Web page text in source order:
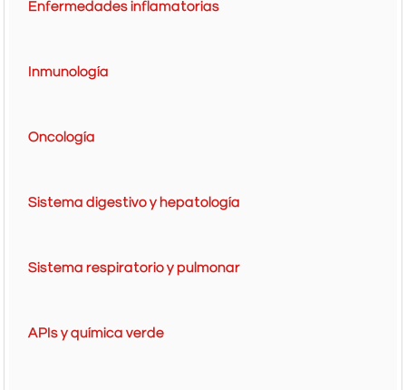
Enfermedades inflamatorias
Inmunología
Oncología
Sistema digestivo y hepatología
Sistema respiratorio y pulmonar
APIs y química verde